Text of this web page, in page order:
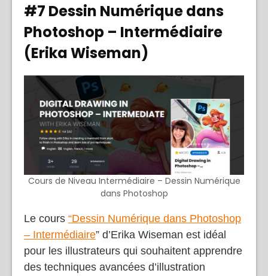
#7 Dessin Numérique dans
Photoshop – Intermédiaire
(Erika Wiseman)
Cours de Niveau Intermédiaire – Dessin Numérique
dans Photoshop
Le cours “Dessin Numérique dans Photoshop
– Intermédiaire” d’Erika Wiseman est idéal
pour les illustrateurs qui souhaitent apprendre
des techniques avancées d’illustration